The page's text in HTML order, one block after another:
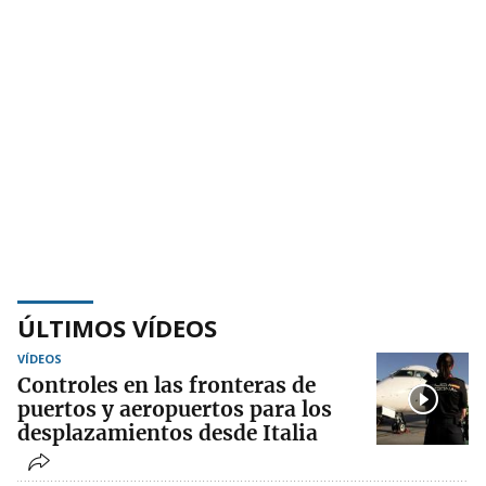
ÚLTIMOS VÍDEOS
VÍDEOS
Controles en las fronteras de
puertos y aeropuertos para los
desplazamientos desde Italia